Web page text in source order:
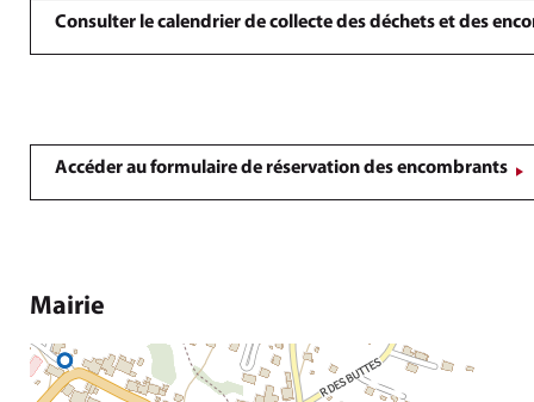
Consulter le calendrier de collecte des déchets et des
Accéder au formulaire de réservation des encombrants
Mairie